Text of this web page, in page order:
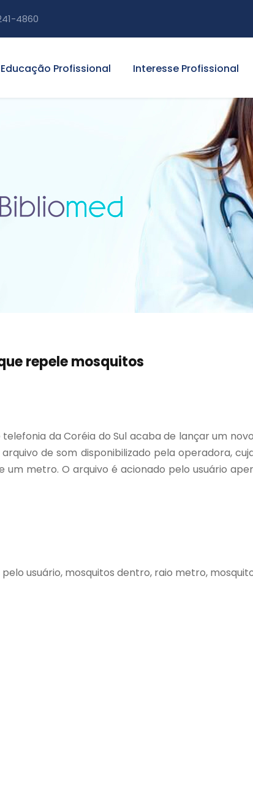
4860
Educação Profissional Interesse Profissional
repele mosquitos
da Coréia do Sul acaba de lançar um
de som disponibilizado pela operadora,
metro. O arquivo é acionado pelo usuário
pelo usuário, mosquitos dentro, raio metro,